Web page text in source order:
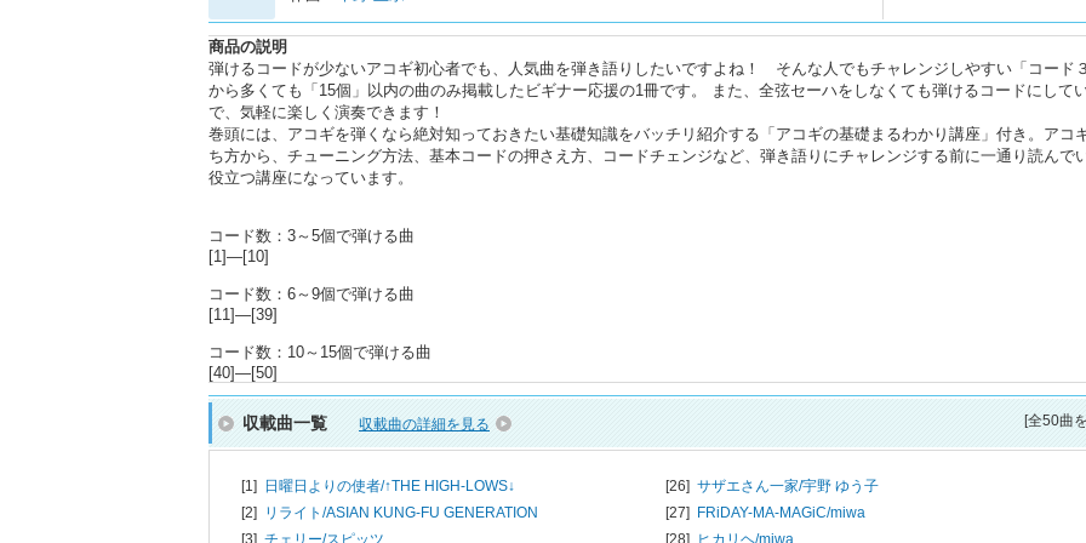
商品の説明
弾けるコードが少ないアコギ初心者でも、人気曲を弾き語りしたいですよね！ そんな人でもチャレンジしやすい「コード３
から多くても「15個」以内の曲のみ掲載したビギナー応援の1冊です。 また、全弦セーハをしなくても弾けるコードにして
で、気軽に楽しく演奏できます！
巻頭には、アコギを弾くなら絶対知っておきたい基礎知識をバッチリ紹介する「アコギの基礎まるわかり講座」付き。アコ
ち方から、チューニング方法、基本コードの押さえ方、コードチェンジなど、弾き語りにチャレンジする前に一通り読んで
役立つ講座になっています。
コード数：3～5個で弾ける曲
[1]―[10]
コード数：6～9個で弾ける曲
[11]―[39]
コード数：10～15個で弾ける曲
[40]―[50]
収載曲一覧 収載曲の詳細を見る [全50曲
[1] 日曜日よりの使者/↑THE HIGH-LOWS↓
[2] リライト/ASIAN KUNG-FU GENERATION
[3] チェリー/スピッツ
[26] サザエさん一家/宇野 ゆう子
[27] FRiDAY-MA-MAGiC/miwa
[28] ヒカリヘ/miwa